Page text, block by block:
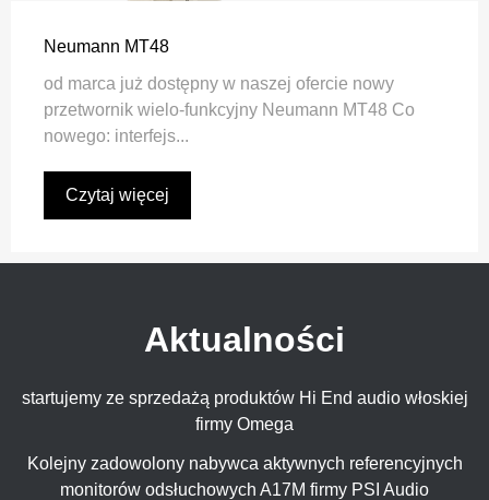
Neumann MT48
od marca już dostępny w naszej ofercie nowy
przetwornik wielo-funkcyjny Neumann MT48 Co
nowego: interfejs...
Czytaj więcej
Aktualności
startujemy ze sprzedażą produktów Hi End audio włoskiej
firmy Omega
Kolejny zadowolony nabywca aktywnych referencyjnych
monitorów odsłuchowych A17M firmy PSI Audio